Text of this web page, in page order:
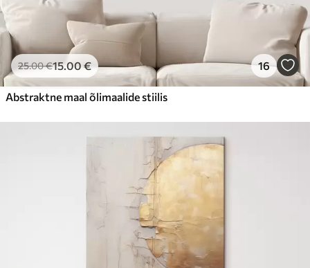
25.00€15.00€ 16
Abstraktne maal õlimaalide stiilis